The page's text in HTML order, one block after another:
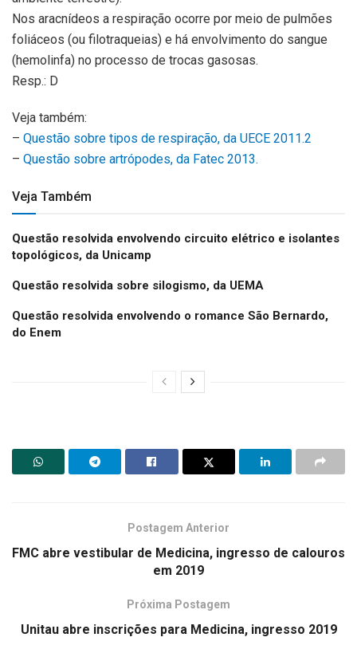
Nos aracnídeos a respiração ocorre por meio de pulmões
foliáceos (ou filotraqueias) e há envolvimento do sangue
(hemolinfa) no processo de trocas gasosas.
Resp.: D
Veja também:
– Questão sobre tipos de respiração, da UECE 2011.2
– Questão sobre artrópodes, da Fatec 2013.
Veja Também
Questão resolvida envolvendo circuito elétrico e isolantes
topológicos, da Unicamp
Questão resolvida sobre silogismo, da UEMA
Questão resolvida envolvendo o romance São Bernardo,
do Enem
Postagem Anterior
FMC abre vestibular de Medicina, ingresso de calouros
em 2019
Próxima Postagem
Unitau abre inscrições para Medicina, ingresso 2019